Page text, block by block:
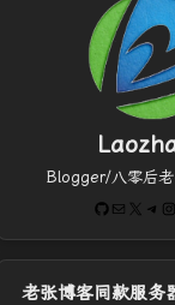
Blogger/八零后
GitHub
电子邮件 X
老张博客同款服务